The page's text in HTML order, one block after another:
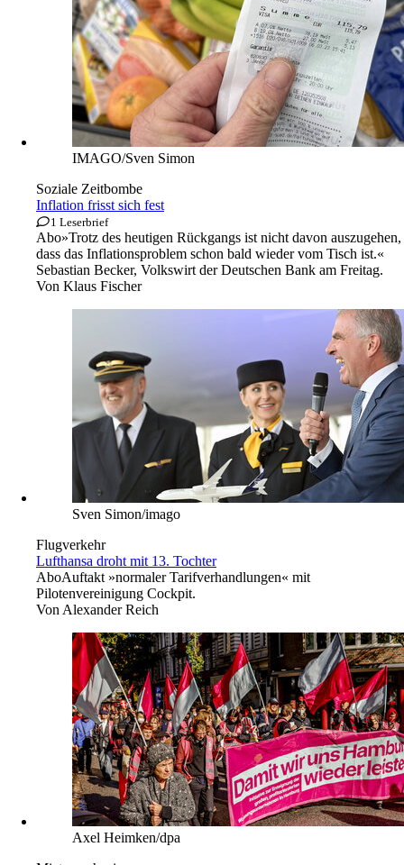
IMAGO/Sven Simon
Soziale Zeitbombe
Inflation frisst sich fest
1 Leserbrief
Abo»Trotz des heutigen Rückgangs ist nicht davon auszugehen,
dass das Inflationsproblem schon bald wieder vom Tisch ist.«
Sebastian Becker, Volkswirt der Deutschen Bank am Freitag.
Von Klaus Fischer
Sven Simon/imago
Flugverkehr
Lufthansa droht mit 13. Tochter
AboAuftakt »normaler Tarifverhandlungen« mit
Pilotenvereinigung Cockpit.
Von Alexander Reich
Axel Heimken/dpa